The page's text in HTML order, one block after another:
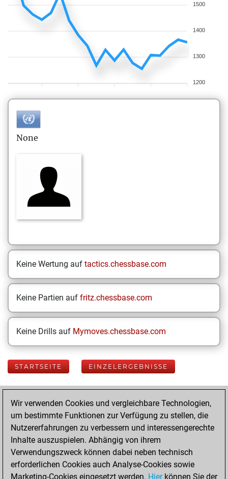
1500
1400
1300
1200
None
Keine Wertung auf tactics.chessbase.com
Keine Partien auf fritz.chessbase.com
Keine Drills auf Mymoves.chessbase.com
STARTSEITE EINZELERGEBNISSE
Your Latest App
Activity
Dienstag,
Dezember 31,
2024
Wir verwenden Cookies und vergleichbare Technologien,
um bestimmte Funktionen zur Verfügung zu stellen, die
Nutzererfahrungen zu verbessern und interessengerechte
Inhalte auszuspielen. Abhängig von ihrem
Verwendungszweck können dabei neben technisch
erforderlichen Cookies auch Analyse-Cookies sowie
Marketing-Cookies eingesetzt werden. Hierkönnen Sie der